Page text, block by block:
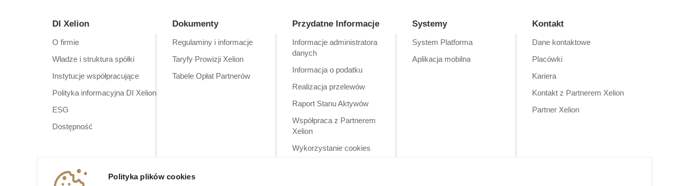
Polityka plików cookies
DI Xelion
O firmie
Władze i struktura spółki
Instytucje współpracujące
Polityka informacyjna DI Xelion
ESG
Dostępność
Dokumenty
Regulaminy i informacje
Taryfy Prowizji Xelion
Tabele Opłat Partnerów
Przydatne Informacje
Informacje administratora
danych
Informacja o podatku
Realizacja przelewów
Raport Stanu Aktywów
Współpraca z Partnerem
Xelion
Wykorzystanie cookies
Systemy
System Platforma
Aplikacja mobilna
Kontakt
Dane kontaktowe
Placówki
Kariera
Kontakt z Partnerem Xelion
Partner Xelion